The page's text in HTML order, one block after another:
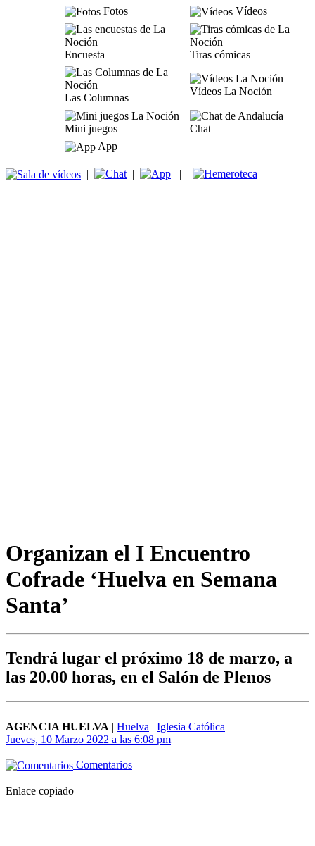
Fotos
Vídeos
Encuesta Tiras cómicas
Las Columnas
Vídeos La Noción
Mini juegos
Chat
App
| | |
Organizan el I Encuentro
Cofrade ‘Huelva en Semana
Santa’
Tendrá lugar el próximo 18 de marzo, a
las 20.00 horas, en el Salón de Plenos
AGENCIA HUELVA | Huelva | Iglesia Católica
Jueves, 10 Marzo 2022 a las 6:08 pm
Comentarios
Enlace copiado